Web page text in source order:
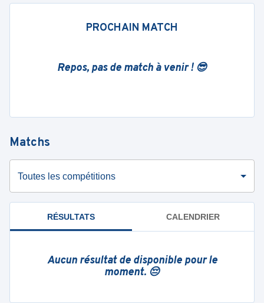
PROCHAIN MATCH
Repos, pas de match à venir ! 😎
Matchs
Toutes les compétitions
RÉSULTATS CALENDRIER
Aucun résultat de disponible pour le
moment. 😔